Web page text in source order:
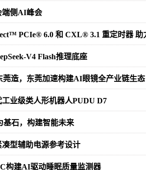
端侧AI峰会
PCIe® 6.0 和 CXL® 3.1 重定时器
V4 Flash推理底座
造，东莞加速构建AI眼镜全产业链生态
业级类人形机器人PUDU D7
基石，构建智能未来
型辅助电源参考设计
构建AI驱动睡眠质量监测器